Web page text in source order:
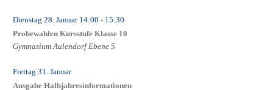
Dienstag 28. Januar14:00 - 15:30
Probewahlen Kursstufe Klasse 10
Gymnasium Aulendorf Ebene 5
Freitag 31. Januar
Ausgabe Halbjahresinformationen